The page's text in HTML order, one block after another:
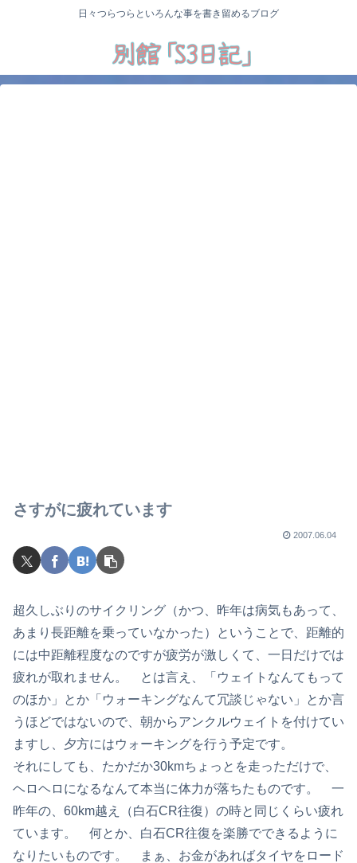
日々つらつらといろんな事を書き留めるブログ
さすがに疲れています
2007.06.04
超久しぶりのサイクリング（かつ、昨年は病気もあって、
あまり長距離を乗っていなかった）ということで、距離的
には中距離程度なのですが疲労が激しくて、一日だけでは
疲れが取れません。 とは言え、「ウェイトなんてもって
のほか」とか「ウォーキングなんて冗談じゃない」とか言
うほどではないので、朝からアンクルウェイトを付けてい
ますし、夕方にはウォーキングを行う予定です。
それにしても、たかだか30kmちょっとを走っただけで、
ヘロヘロになるなんて本当に体力が落ちたものです。 一
昨年の、60km越え（白石CR往復）の時と同じくらい疲れ
ています。 何とか、白石CR往復を楽勝でできるように
なりたいものです。 まぁ、お金があればタイヤをロード